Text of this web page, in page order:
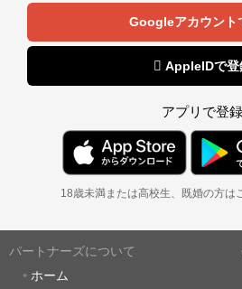
Googleアカウント
 AppleIDで登
アプリで登録
18歳未満または高校生、既婚の方は
パートナーズについて
ホーム